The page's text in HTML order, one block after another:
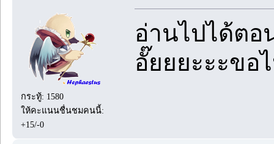
กระทู้: 1580
ให้คะแนนชื่นชมคนนี้:
+15/-0
อ่านไปได้ตอ
อั๊ยยยะะะข